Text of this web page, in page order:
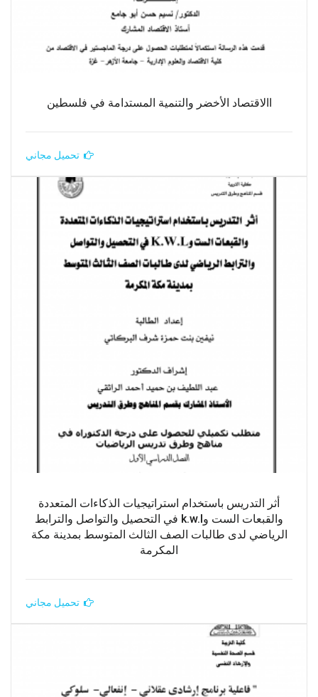
االاقتصاد الأخضر والتنمية المستدامة في فلسطين
تحميل مجاني
أثر التدريس باستخدام استراتيجيات الذكاءات المتعددة
والقبعات الست وk.w.l في التحصيل والتواصل والترابط
الرياضي لدى طالبات الصف الثالث المتوسط بمدينة مكة
المكرمة
تحميل مجاني